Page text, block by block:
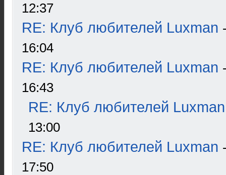
12:37
RE: Клуб любителей Luxman
16:04
RE: Клуб любителей Luxman
16:43
RE: Клуб любителей Luxman
13:00
RE: Клуб любителей Luxman
17:50